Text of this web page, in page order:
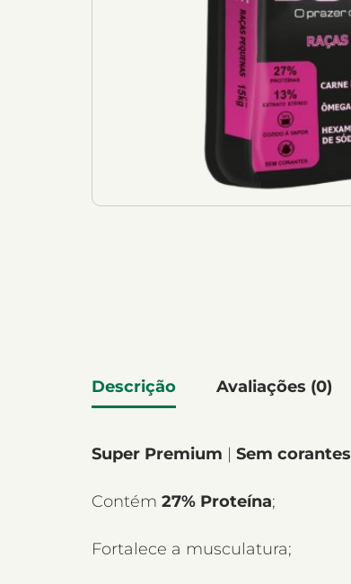
Descrição Avaliações (0)
Super Premium | Sem corantes
Contém 27% Proteína;
Fortalece a musculatura;